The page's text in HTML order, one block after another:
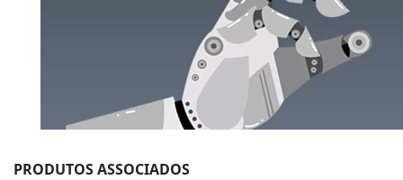
PRODUTOS ASSOCIADOS